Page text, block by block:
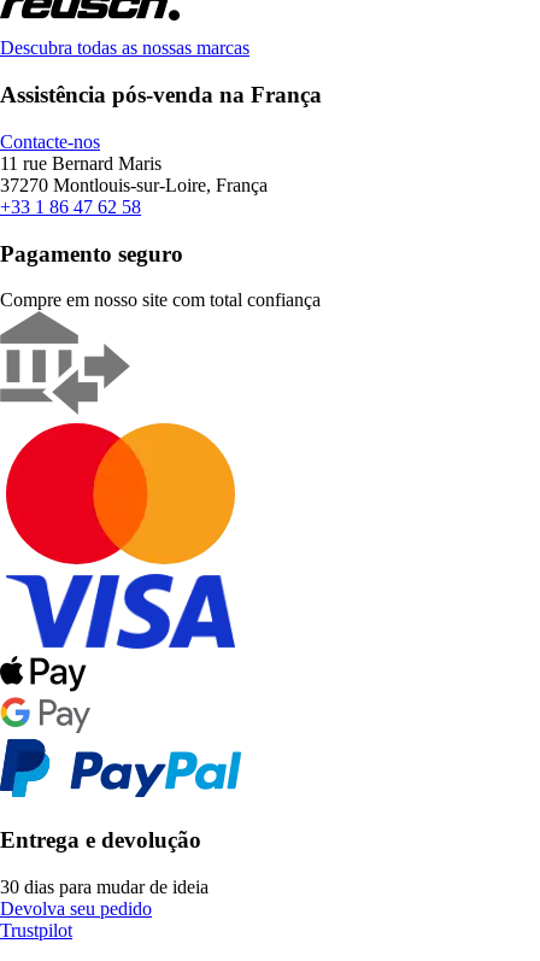
Descubra todas as nossas marcas
Assistência pós-venda na França
Contacte-nos
11 rue Bernard Maris
37270 Montlouis-sur-Loire, França
+33 1 86 47 62 58
Pagamento seguro
Compre em nosso site com total confiança
Entrega e devolução
30 dias para mudar de ideia
Devolva seu pedido
Trustpilot